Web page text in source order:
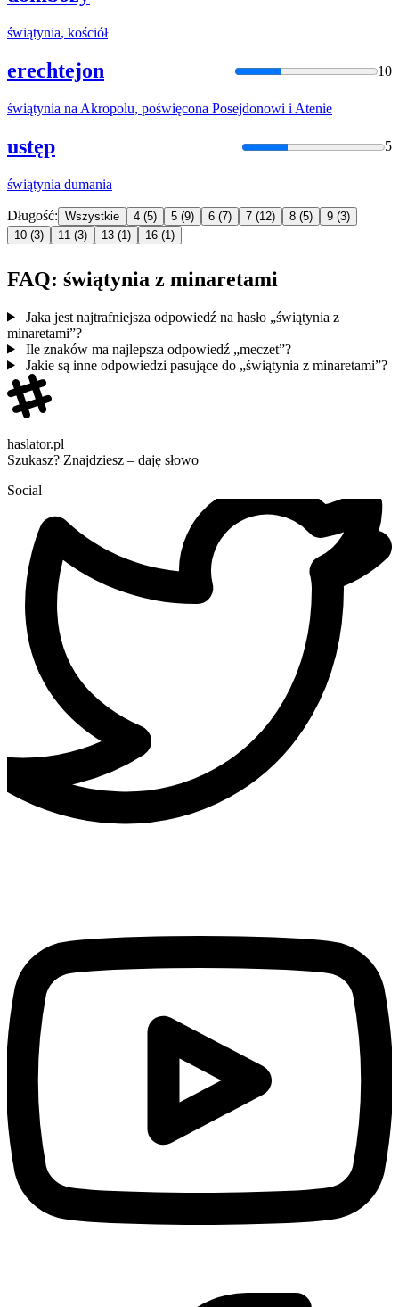
świątynia, kościół
erechtejon 10
świątynia na Akropolu, poświęcona Posejdonowi i Atenie
ustęp 5
świątynia dumania
Długość: Wszystkie 4 (5) 5 (9) 6 (7) 7 (12) 8 (5) 9 (3)
10 (3) 11 (3) 13 (1) 16 (1)
FAQ: świątynia z minaretami
Jaka jest najtrafniejsza odpowiedź na hasło „świątynia z
minaretami”?
Ile znaków ma najlepsza odpowiedź „meczet”?
Jakie są inne odpowiedzi pasujące do „świątynia z minaretami”?
haslator.pl
Szukasz? Znajdziesz – daję słowo
Social